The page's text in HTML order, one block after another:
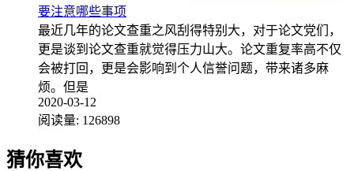
要注意哪些事项
最近几年的论文查重之风刮得特别大，对于论文党们，
更是谈到论文查重就觉得压力山大。论文重复率高不仅
会被打回，更是会影响到个人信誉问题，带来诸多麻
烦。但是
2020-03-12
阅读量: 126898
猜你喜欢